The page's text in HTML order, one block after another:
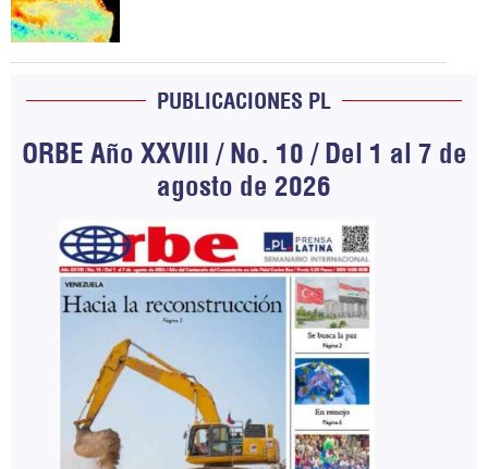
PUBLICACIONES PL
ORBE Año XXVIII / No. 10 / Del 1 al 7 de
agosto de 2026